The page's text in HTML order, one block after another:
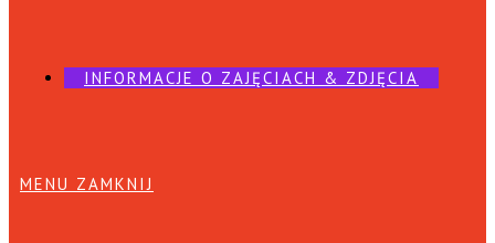
INFORMACJE O ZAJĘCIACH & ZDJĘCIA
MENU ZAMKNIJ